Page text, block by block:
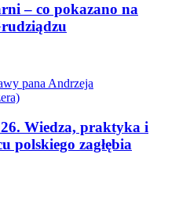
– co pokazano na
Wiedza, praktyka i
polskiego zagłębia